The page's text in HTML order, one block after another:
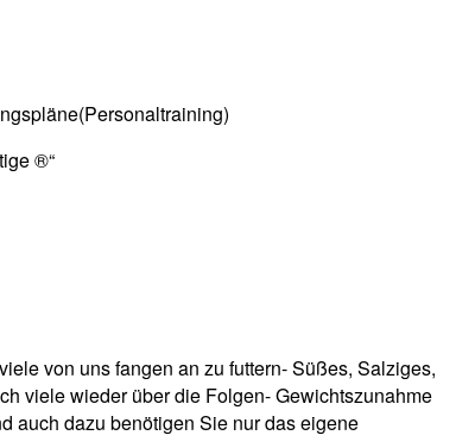
®“
von uns fangen an zu futtern- Süßes, Salziges,
viele wieder über die Folgen- Gewichtszunahme
auch dazu benötigen Sie nur das eigene